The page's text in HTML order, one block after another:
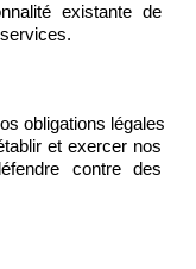
existante de
obligations légales
et exercer nos
contre des